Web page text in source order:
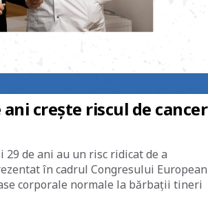
crește riscul de cancer
de ani au un risc ridicat de a
în cadrul Congresului European
corporale normale la bărbații tineri